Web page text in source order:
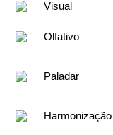
Visual
Olfativo
Paladar
Harmonização